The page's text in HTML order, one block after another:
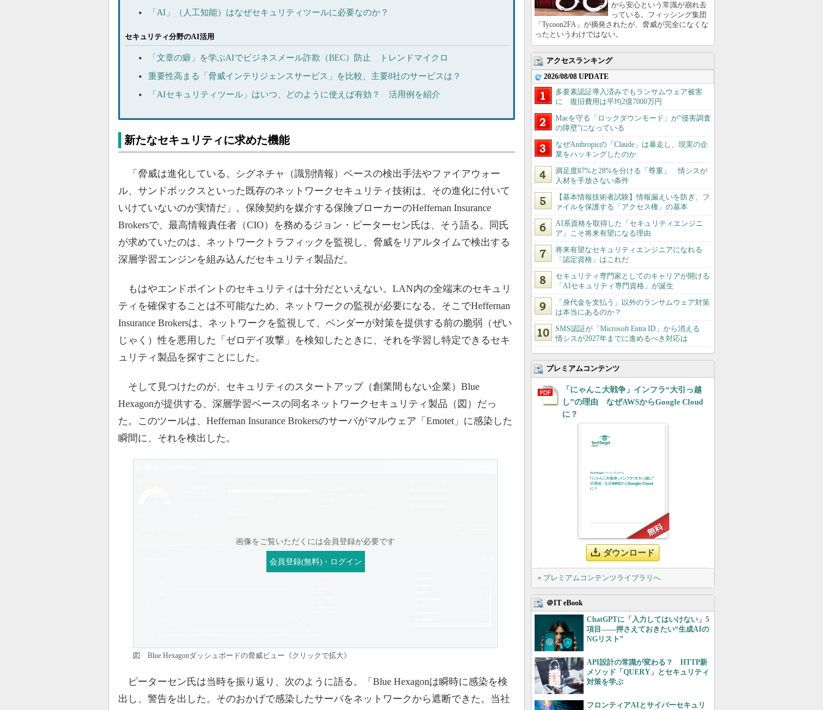
「AI」（人工知能）はなぜセキュリティツールに必要なのか？
セキュリティ分野のAI活用
「文章の癖」を学ぶAIでビジネスメール詐欺（BEC）防止 トレンドマイクロ
重要性高まる「脅威インテリジェンスサービス」を比較、主要8社のサービスは？
「AIセキュリティツール」はいつ、どのように使えば有効？ 活用例を紹介
新たなセキュリティに求めた機能
「脅威は進化している。シグネチャ（識別情報）ベースの検出手法やファイアウォー
ル、サンドボックスといった既存のネットワークセキュリティ技術は、その進化に付いて
いけていないのが実情だ」。保険契約を媒介する保険ブローカーのHeffernan Insurance
Brokersで、最高情報責任者（CIO）を務めるジョン・ピーターセン氏は、そう語る。同氏
が求めていたのは、ネットワークトラフィックを監視し、脅威をリアルタイムで検出する
深層学習エンジンを組み込んだセキュリティ製品だ。
もはやエンドポイントのセキュリティは十分だといえない。LAN内の全端末のセキュリ
ティを確保することは不可能なため、ネットワークの監視が必要になる。そこでHeffernan
Insurance Brokersは、ネットワークを監視して、ベンダーが対策を提供する前の脆弱（ぜい
じゃく）性を悪用した「ゼロデイ攻撃」を検知したときに、それを学習し特定できるセキ
ュリティ製品を探すことにした。
そして見つけたのが、セキュリティのスタートアップ（創業間もない企業）Blue
Hexagonが提供する、深層学習ベースの同名ネットワークセキュリティ製品（図）だっ
た。このツールは、Heffernan Insurance Brokersのサーバがマルウェア「Emotet」に感染した
瞬間に、それを検出した。
画像をご覧いただくには会員登録が必要です
会員登録(無料)・ログイン
図 Blue Hexagonダッシュボードの脅威ビュー《クリックで拡大》
ピーターセン氏は当時を振り返り、次のように語る。「Blue Hexagonは瞬時に感染を検
出し、警告を出した。そのおかげで感染したサーバをネットワークから遮断できた。当社
から安心という常識が崩れ去
っている。フィッシング集団
「Tycoon2FA」が摘発されたが、脅威が完全になくな
ったというわけではない。
アクセスランキング
2026/08/08 UPDATE
多要素認証導入済みでもランサムウェア被害
に 復旧費用は平均2億7000万円
Macを守る「ロックダウンモード」が“侵害調査
の障壁”になっている
なぜAnthropicの「Claude」は暴走し、現実の企
業をハッキングしたのか
満足度87%と28%を分ける「尊重」 情シスが
人材を手放さない条件
【基本情報技術者試験】情報漏えいを防ぎ、フ
ァイルを保護する「アクセス権」の基本
AI系資格を取得した「セキュリティエンジニ
ア」こそ将来有望になる理由
将来有望なセキュリティエンジニアになれる
「認定資格」はこれだ
セキュリティ専門家としてのキャリアが開ける
「AIセキュリティ専門資格」が誕生
「身代金を支払う」以外のランサムウェア対策
は本当にあるのか？
SMS認証が「Microsoft Entra ID」から消える
情シスが2027年までに進めるべき対応は
プレミアムコンテンツ
「にゃんこ大戦争」インフラ“大引っ越
し”の理由 なぜAWSからGoogle Cloud
に？
ダウンロード
» プレミアムコンテンツライブラリへ
＠IT eBook
ChatGPTに「入力してはいけない」5
項目――押さえておきたい“生成AIの
NGリスト”
API設計の常識が変わる？ HTTP新
メソッド「QUERY」とセキュリティ
対策を学ぶ
フロンティアAIとサイバーセキュリ